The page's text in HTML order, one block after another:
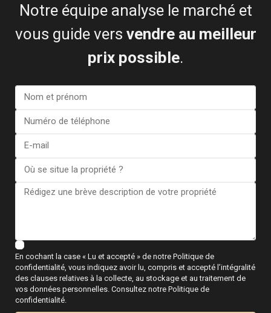
Bureau de Costa Cálida
+34 604 480 443
Notre équipe analyse le marché et
vous guide vers vendre au meilleur
prix possible.
En cochant la case « Lu et accepté » de notre Politique de
confidentialité, vous indiquez avoir lu, compris et accepté l’intégralité
des clauses relatives à la collecte, au stockage et au traitement de
vos données personnelles. Consultez notre Politique de
confidentialité.